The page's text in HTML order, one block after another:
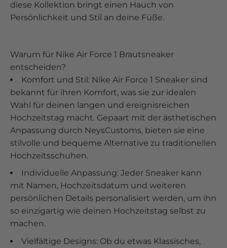
diese Kollektion bringt einen Hauch von
Persönlichkeit und Stil an deine Füße.
Warum für Nike Air Force 1 Brautsneaker
entscheiden?
Komfort und Stil: Nike Air Force 1 Sneaker sind
bekannt für ihren Komfort, was sie zur idealen
Wahl für deinen langen und ereignisreichen
Hochzeitstag macht. Gepaart mit der ästhetischen
Anpassung durch NeysCustoms, bieten sie eine
stilvolle und bequeme Alternative zu traditionellen
Hochzeitsschuhen.
Individuelle Anpassung: Jeder Sneaker kann
mit Namen, Hochzeitsdatum und weiteren
persönlichen Details personalisiert werden, um ihn
so einzigartig wie deinen Hochzeitstag selbst zu
machen.
Vielfältige Designs: Ob du etwas Klassisches,